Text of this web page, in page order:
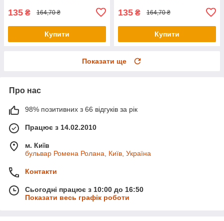
135 ₴ 164,70 ₴
Купити
135 ₴ 164,70 ₴
Купити
Показати ще
Про нас
98% позитивних з 66 відгуків за рік
Працює з 14.02.2010
м. Київ
бульвар Ромена Ролана, Київ, Україна
Контакти
Сьогодні працює з 10:00 до 16:50
Показати весь графік роботи